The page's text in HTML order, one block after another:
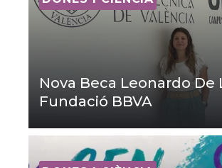
Nova Beca Leonardo De
Fundació BBVA